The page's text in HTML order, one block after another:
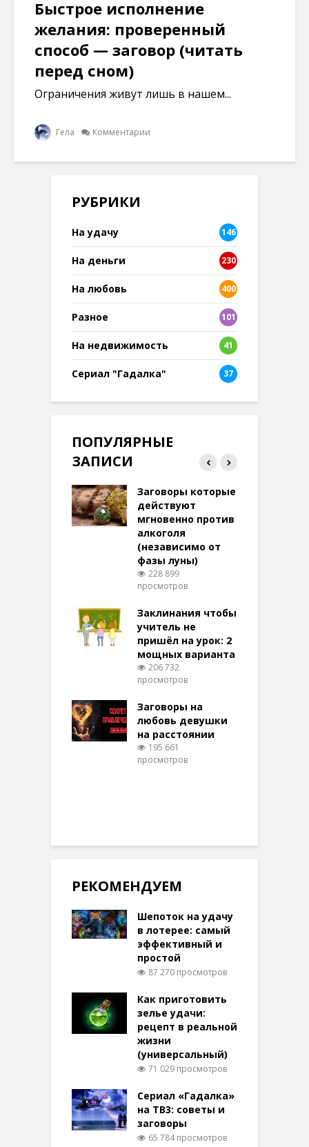
Быстрое исполнение
желания: проверенный
способ — заговор (читать
перед сном)
Ограничения живут лишь в нашем...
Гела Комментарии
РУБРИКИ
На удачу 146
На деньги 230
На любовь 400
Разное
101
8
На недвижимость 41
Сериал "Гадалка" 37
ПОПУЛЯРНЫЕ
ЗАПИСИ
Заговоры которые
действуют
мгновенно против
алкоголя
(независимо от
фазы луны)
228 899
просмотров
Заклинания чтобы
учитель не
пришёл на урок: 2
мощных варианта
206 732
просмотров
Заговоры на
любовь девушки
на расстоянии
195 661
просмотров
РЕКОМЕНДУЕМ
Шепоток на удачу
в лотерее: самый
эффективный и
простой
87 270 просмотров
Как приготовить
зелье удачи:
рецепт в реальной
жизни
(универсальный)
71 029 просмотров
Сериал «Гадалка»
на ТВ3: советы и
заговоры
65 784 просмотров